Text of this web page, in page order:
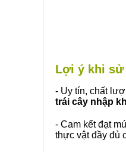
Lợi ý khi sử
- Uy tín, chất
trái cây nhập
- Cam kết đạt
thực vật đầy đủ